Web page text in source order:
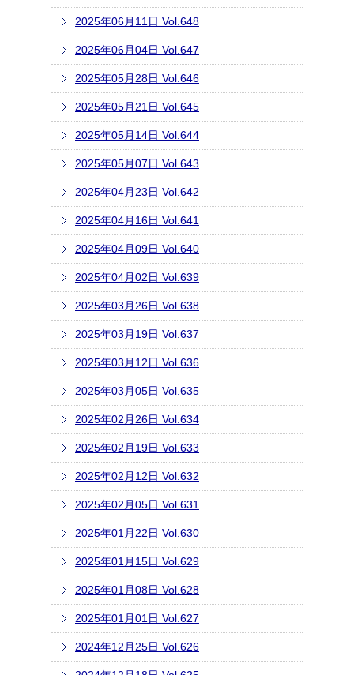
2025年06月11日 Vol.648
2025年06月04日 Vol.647
2025年05月28日 Vol.646
2025年05月21日 Vol.645
2025年05月14日 Vol.644
2025年05月07日 Vol.643
2025年04月23日 Vol.642
2025年04月16日 Vol.641
2025年04月09日 Vol.640
2025年04月02日 Vol.639
2025年03月26日 Vol.638
2025年03月19日 Vol.637
2025年03月12日 Vol.636
2025年03月05日 Vol.635
2025年02月26日 Vol.634
2025年02月19日 Vol.633
2025年02月12日 Vol.632
2025年02月05日 Vol.631
2025年01月22日 Vol.630
2025年01月15日 Vol.629
2025年01月08日 Vol.628
2025年01月01日 Vol.627
2024年12月25日 Vol.626